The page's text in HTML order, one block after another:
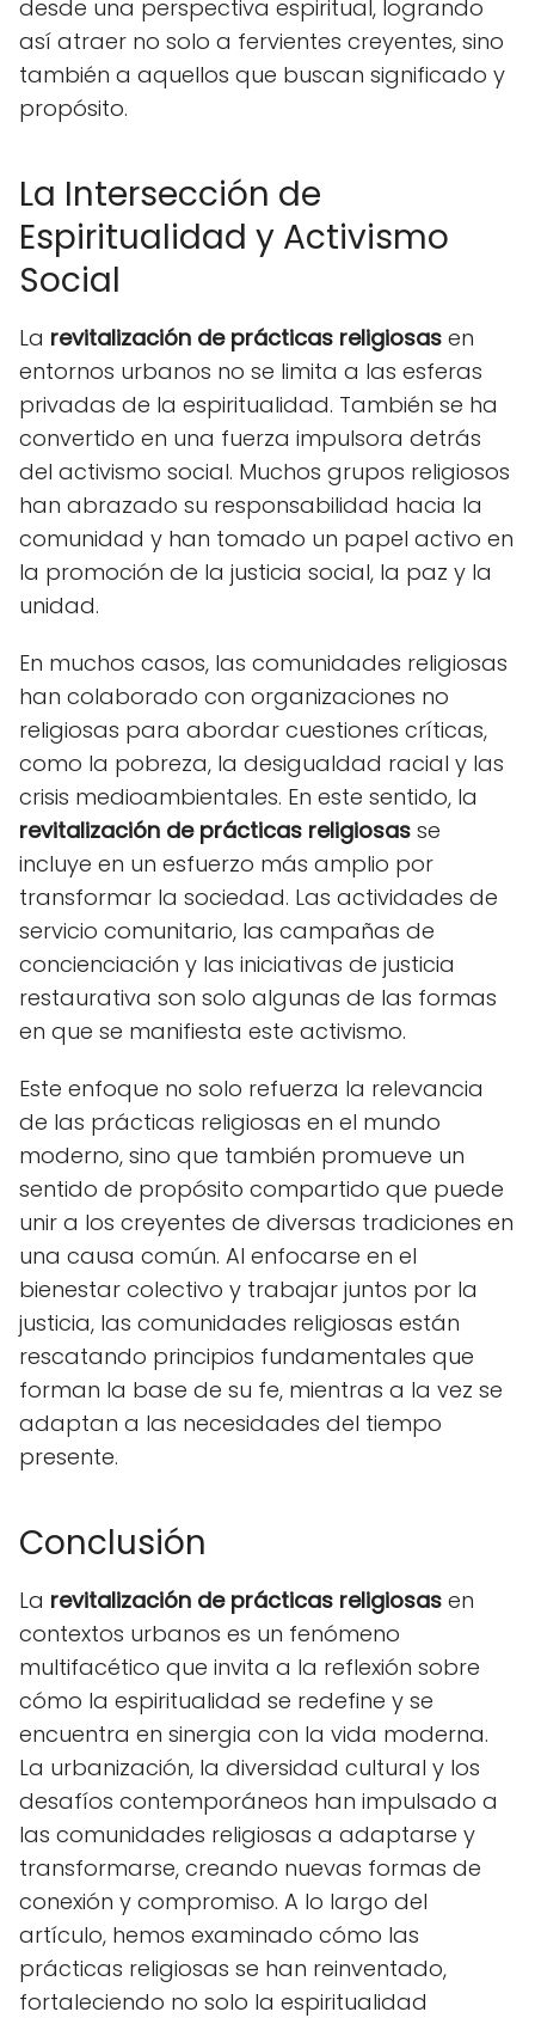
desde una perspectiva espiritual, logrando
así atraer no solo a fervientes creyentes, sino
también a aquellos que buscan significado y
propósito.
La Intersección de
Espiritualidad y Activismo
Social
La revitalización de prácticas religiosas en
entornos urbanos no se limita a las esferas
privadas de la espiritualidad. También se ha
convertido en una fuerza impulsora detrás
del activismo social. Muchos grupos religiosos
han abrazado su responsabilidad hacia la
comunidad y han tomado un papel activo en
la promoción de la justicia social, la paz y la
unidad.
En muchos casos, las comunidades religiosas
han colaborado con organizaciones no
religiosas para abordar cuestiones críticas,
como la pobreza, la desigualdad racial y las
crisis medioambientales. En este sentido, la
revitalización de prácticas religiosas se
incluye en un esfuerzo más amplio por
transformar la sociedad. Las actividades de
servicio comunitario, las campañas de
concienciación y las iniciativas de justicia
restaurativa son solo algunas de las formas
en que se manifiesta este activismo.
Este enfoque no solo refuerza la relevancia
de las prácticas religiosas en el mundo
moderno, sino que también promueve un
sentido de propósito compartido que puede
unir a los creyentes de diversas tradiciones en
una causa común. Al enfocarse en el
bienestar colectivo y trabajar juntos por la
justicia, las comunidades religiosas están
rescatando principios fundamentales que
forman la base de su fe, mientras a la vez se
adaptan a las necesidades del tiempo
presente.
Conclusión
La revitalización de prácticas religiosas en
contextos urbanos es un fenómeno
multifacético que invita a la reflexión sobre
cómo la espiritualidad se redefine y se
encuentra en sinergia con la vida moderna.
La urbanización, la diversidad cultural y los
desafíos contemporáneos han impulsado a
las comunidades religiosas a adaptarse y
transformarse, creando nuevas formas de
conexión y compromiso. A lo largo del
artículo, hemos examinado cómo las
prácticas religiosas se han reinventado,
fortaleciendo no solo la espiritualidad